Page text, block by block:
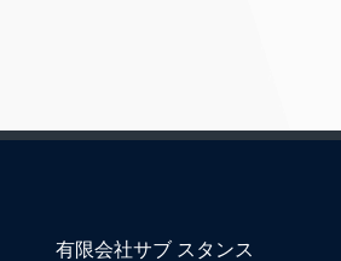
有限会社サブ スタンス